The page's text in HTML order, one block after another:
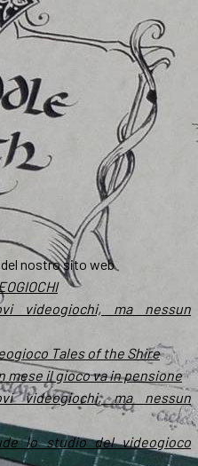
nostro sito web
videogiochi, ma nessun
Tales of the Shire
mese il gioco va in pensione
videogiochi, ma nessun
lo studio del videogioco